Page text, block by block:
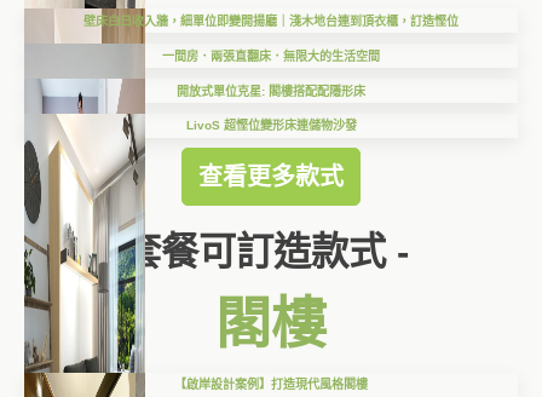
壁床白日收入牆，細單位即變開揚廳｜淺木地台連到頂衣櫃，訂造慳位
一間房．兩張直翻床．無限大的生活空間
開放式單位克星: 閣樓搭配配隱形床
LivoS 超慳位變形床連儲物沙發
查看更多款式
套餐可訂造款式 -
閣樓
【啟岸設計案例】打造現代風格閣樓